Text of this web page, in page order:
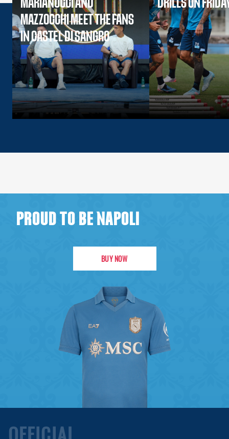
MARIANUCCI AND
MAZZOCCHI MEET THE FANS
IN CASTEL DI SANGRO
DRILLS ON
PROUD TO BE NAPOLI
BUY NOW